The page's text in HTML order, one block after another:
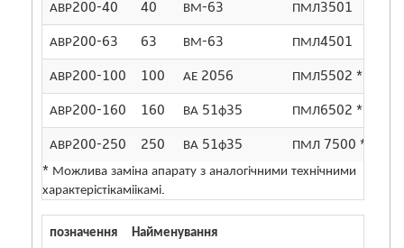
АВР200-40 40 ВМ-63 ПМЛ3501
АВР200-63 63 ВМ-63 ПМЛ4501
АВР200-100 100 АЕ 2056 ПМЛ5502 *
АВР200-160 160 ВА 51ф35 ПМЛ6502 *
АВР200-250 250 ВА 51ф35
ПМЛ 7500 *
* Можлива заміна апарату з аналогічними технічними
характерістікаміікамі.
позначення Найменування